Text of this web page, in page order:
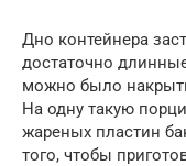
Дно контейнера
достаточно
можно было
На одну такую
жареных пластин
того, чтобы